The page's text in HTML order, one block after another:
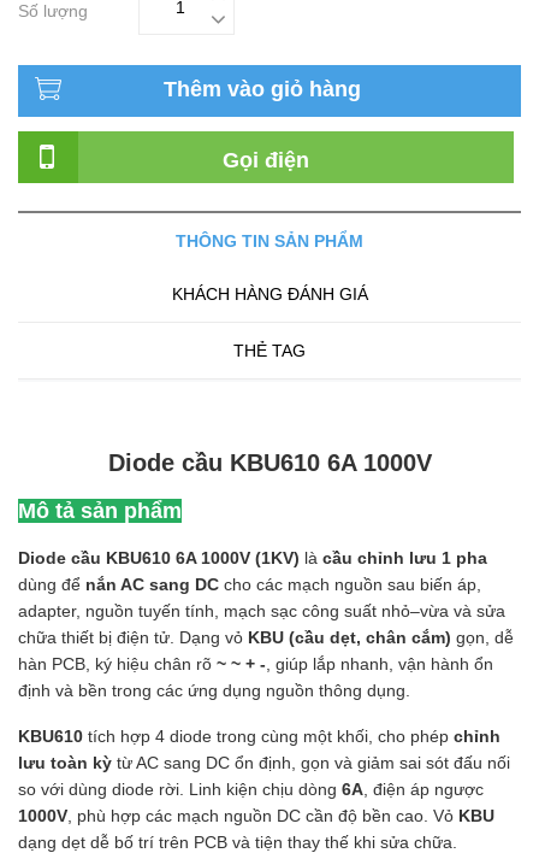
Số lượng
Thêm vào giỏ hàng
Gọi điện
THÔNG TIN SẢN PHẨM
KHÁCH HÀNG ĐÁNH GIÁ
THẺ TAG
Diode cầu KBU610 6A 1000V
Mô tả sản phẩm
Diode cầu KBU610 6A 1000V (1KV) là cầu chỉnh lưu 1 pha
dùng để nắn AC sang DC cho các mạch nguồn sau biến áp,
adapter, nguồn tuyến tính, mạch sạc công suất nhỏ–vừa và sửa
chữa thiết bị điện tử. Dạng vỏ KBU (cầu dẹt, chân cắm) gọn, dễ
hàn PCB, ký hiệu chân rõ ~ ~ + - , giúp lắp nhanh, vận hành ổn
định và bền trong các ứng dụng nguồn thông dụng.
KBU610 tích hợp 4 diode trong cùng một khối, cho phép chỉnh
lưu toàn kỳ từ AC sang DC ổn định, gọn và giảm sai sót đấu nối
so với dùng diode rời. Linh kiện chịu dòng 6A , điện áp ngược
1000V , phù hợp các mạch nguồn DC cần độ bền cao. Vỏ KBU
dạng dẹt dễ bố trí trên PCB và tiện thay thế khi sửa chữa.